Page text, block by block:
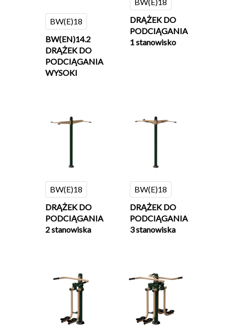
BW(E)18
BW(EN)14.2
DRĄŻEK DO
PODCIĄGANIA
WYSOKI
BW(E)18
DRĄŻEK DO
PODCIĄGANIA
1 stanowisko
BW(E)18
DRĄŻEK DO
PODCIĄGANIA
2 stanowiska
BW(E)18
DRĄŻEK DO
PODCIĄGANIA
3 stanowiska
SERIA NA PYLONIE
SERIA KOMPAKTOWA
STREET WORKOUT
MAŁA ARCHITEKTURA
Informacje
Serwis
Jak Ćwiczyć
Certyfikaty
Kontakt